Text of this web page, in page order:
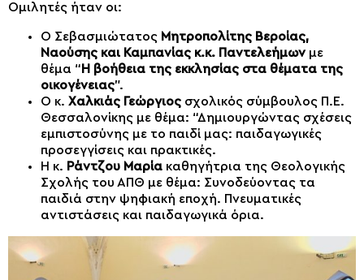
Ομιλητές ήταν οι:
Ο Σεβασμιώτατος Μητροπολίτης Βεροίας,
Ναούσης και Καμπανίας κ.κ. Παντελεήμωνμε
θέμα “ Η βοήθεια της εκκλησίας στα θέματα της
οικογένειας”.
Ο κ. Χαλκιάς Γεώργιος σχολικός σύμβουλος Π.Ε.
Θεσσαλονίκης με θέμα: “Δημιουργώντας σχέσεις
εμπιστοσύνης με το παιδί μας: παιδαγωγικές
προσεγγίσεις και πρακτικές.
Η κ. Ράντζου Μαρία καθηγήτρια της Θεολογικής
Σχολής του ΑΠΘ με θέμα: Συνοδεύοντας τα
παιδιά στην ψηφιακή εποχή. Πνευματικές
αντιστάσεις και παιδαγωγικά όρια.